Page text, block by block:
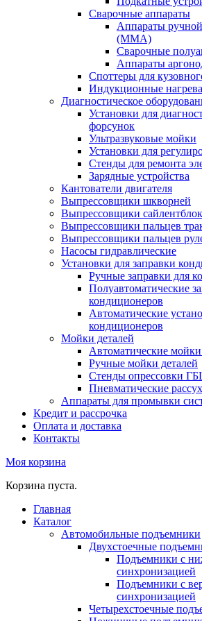
Сварочные аппараты
Аппараты
(MMA)
Сварочные
Аппараты
Споттеры для
Индукционные
Диагностическое
Установки для
форсунок
Ультразвуковые мойки
Установки для
Стенды для ремонта
Зарядные устройства
Кантователи двигателя
Выпрессовщики шкворней
Выпрессовщики
Выпрессовщики пальцев
Выпрессовщики пальцев
Насосы гидравлические
Установки для заправки
Ручные заправки для
Полуавтоматические
кондиционеров
Автоматические
кондиционеров
Мойки деталей
Автоматические мойки
Ручные мойки деталей
Стенды опрессовки
Пневматические
Аппараты для промывки
Кредит и рассрочка
Оплата и доставка
Контакты
Моя корзина
Корзина пуста.
Главная
Каталог
Автомобильные подъемники
Двухстоечные
Подъемники с
синхронизацией
Подъемники с
синхронизацией
Четырехстоечные